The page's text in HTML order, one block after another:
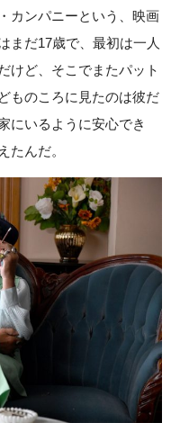
カンパニーという、映画
まだ17歳で、最初は一人
けど、そこでまたパット
ものころに見たのは彼だ
にいるように安心でき
たんだ。